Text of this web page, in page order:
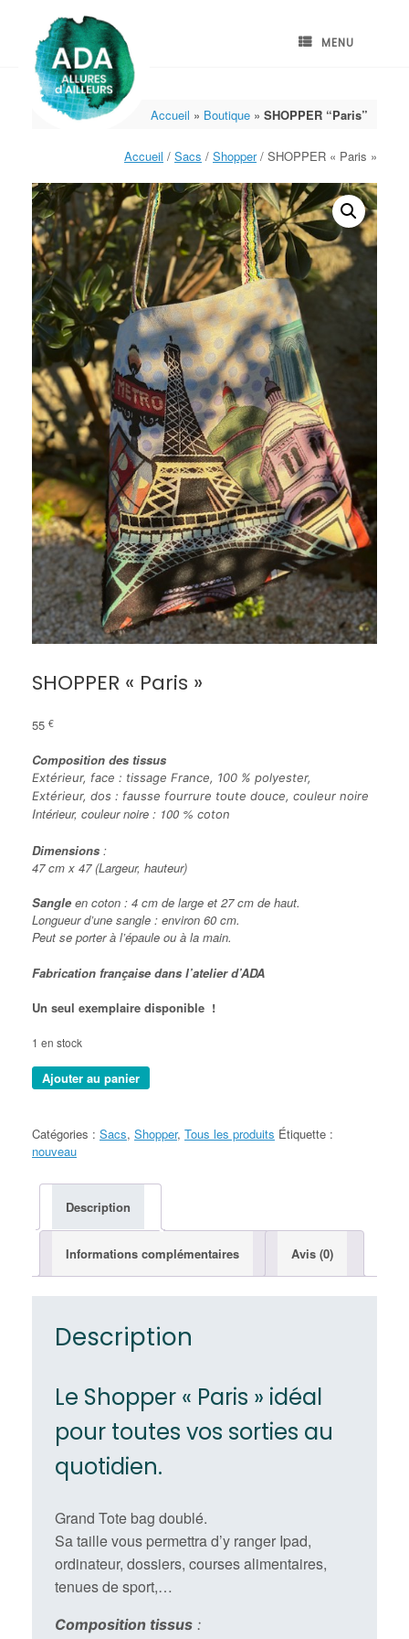
content
MENU
Accueil » Boutique »SHOPPER “Paris”
Accueil / Sacs / Shopper/ SHOPPER « Paris »
SHOPPER « Paris »
55 €
Composition des tissus
Extérieur, face : tissage France, 100 % polyester,
Extérieur, dos : fausse fourrure toute douce, couleur noire
Intérieur, couleur noire : 100 % coton
Dimensions :
47 cm x 47 (Largeur, hauteur)
Sangle en coton : 4 cm de large et 27 cm de haut.
Longueur d’une sangle : environ 60 cm.
Peut se porter à l’épaule ou à la main.
Fabrication française dans l’atelier d’ADA
Un seul exemplaire disponible !
1 en stock
quantité
de
"Paris"
Ajouter au panier
Catégories : Sacs, Shopper, Tous les produits Étiquette :
nouveau
Description
Informations complémentaires Avis (0)
Description
Le Shopper « Paris » idéal
pour toutes vos sorties au
quotidien.
Grand Tote bag doublé.
Sa taille vous permettra d’y ranger Ipad,
ordinateur, dossiers, courses alimentaires,
tenues de sport,…
Composition tissus :